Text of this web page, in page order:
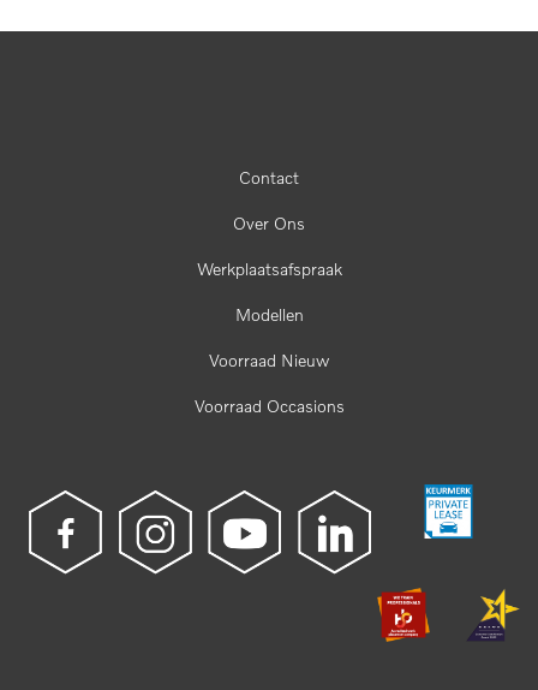
Contact
Over Ons
Werkplaatsafspraak
Modellen
Voorraad Nieuw
Voorraad Occasions